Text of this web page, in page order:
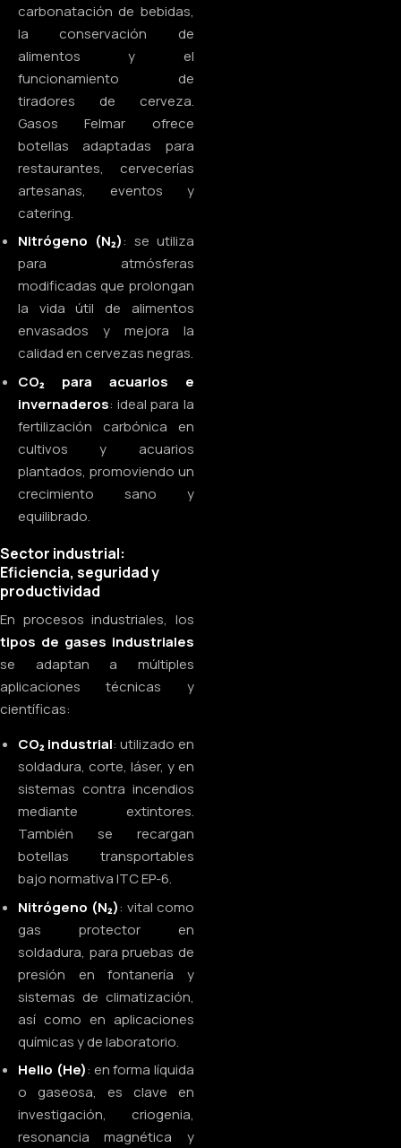
carbonatación de bebidas,
la conservación de
alimentos y el
funcionamiento de
tiradores de cerveza.
Gasos Felmar ofrece
botellas adaptadas para
restaurantes, cervecerías
artesanas, eventos y
catering.
Nitrógeno (N₂): se utiliza
para atmósferas
modificadas que prolongan
la vida útil de alimentos
envasados y mejora la
calidad en cervezas negras.
CO₂ para acuarios e
invernaderos: ideal para la
fertilización carbónica en
cultivos y acuarios
plantados, promoviendo un
crecimiento sano y
equilibrado.
Sector industrial:
Eficiencia, seguridad y
productividad
En procesos industriales, los
tipos de gases industriales
se adaptan a múltiples
aplicaciones técnicas y
científicas:
CO₂ industrial: utilizado en
soldadura, corte, láser, y en
sistemas contra incendios
mediante extintores.
También se recargan
botellas transportables
bajo normativa ITC EP-6.
Nitrógeno (N₂): vital como
gas protector en
soldadura, para pruebas de
presión en fontanería y
sistemas de climatización,
así como en aplicaciones
químicas y de laboratorio.
Helio (He): en forma líquida
o gaseosa, es clave en
investigación, criogenia,
resonancia magnética y